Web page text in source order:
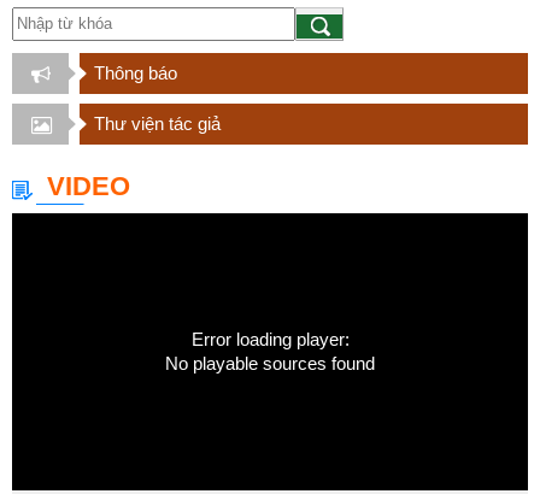
Thông báo
Thư viện tác giả
VIDEO
Error loading player:
No playable sources found